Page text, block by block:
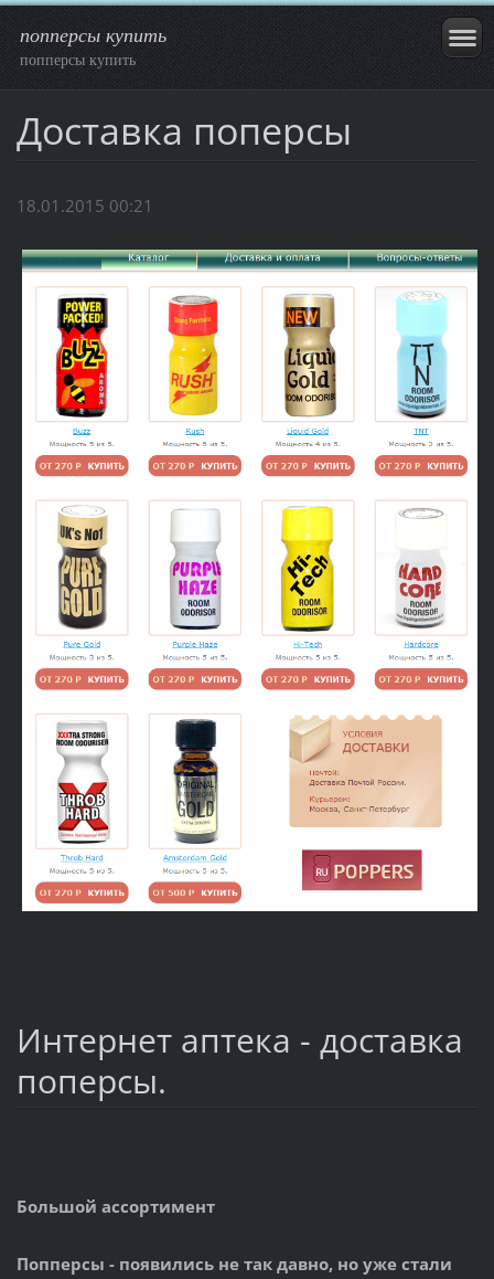
попперсы купить
попперсы купить
Доставка поперсы
18.01.2015 00:21
Интернет аптека - доставка
поперсы.
Большой ассортимент
Попперсы - появились не так давно, но уже стали